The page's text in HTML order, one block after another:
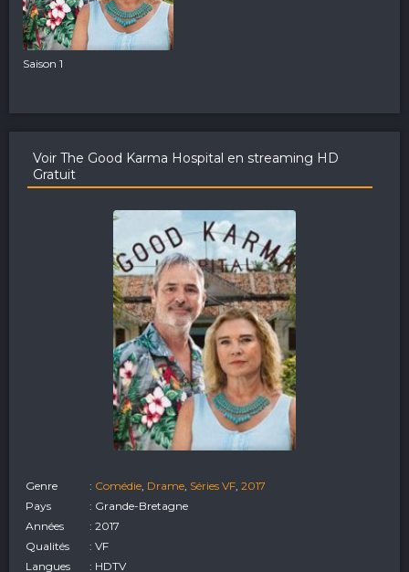
Saison 1
Voir The Good Karma Hospital en streaming HD
Gratuit
Genre : Comédie, Drame, Séries VF, 2017
Pays
: Grande-Bretagne
Années
: 2017
Qualités
: VF
Langues
: HDTV